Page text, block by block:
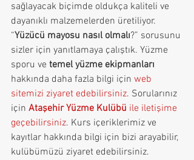
sağlayacak biçimde oldukça kaliteli ve
dayanıklı malzemelerden üretiliyor.
“Yüzücü mayosu nasıl olmalı?” sorusunu
sizler için yanıtlamaya çalıştık. Yüzme
sporu ve temel yüzme ekipmanları
hakkında daha fazla bilgi için web
sitemizi ziyaret edebilirsiniz. Sorularınız
için Ataşehir Yüzme Kulübü ile iletişime
geçebilirsiniz. Kurs içeriklerimiz ve
kayıtlar hakkında bilgi için bizi arayabilir,
kulübümüzü ziyaret edebilirsiniz.